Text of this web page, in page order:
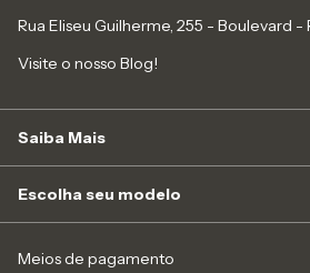
Rua Eliseu Guilherme, 255 - Boulevard
Visite o nosso Blog!
Saiba Mais
Escolha seu modelo
Meios de pagamento